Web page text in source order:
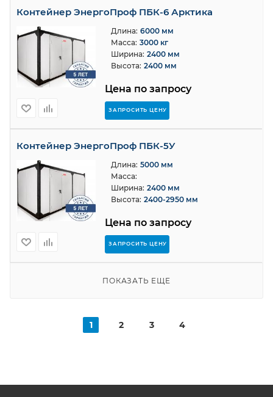
Контейнер ЭнергоПроф ПБК-6 Арктика
Цена по запросу
ЗАПРОСИТЬ ЦЕНУ
Длина: 6000 мм
Масса: 3000 кг
Ширина: 2400 мм
Высота: 2400 мм
Контейнер ЭнергоПроф ПБК-5У
Цена по запросу
ЗАПРОСИТЬ ЦЕНУ
Длина: 5000 мм
Масса:
Ширина: 2400 мм
Высота: 2400-2950 мм
ПОКАЗАТЬ ЕЩЕ
1 2 3 4